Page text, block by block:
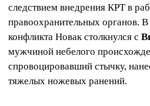
следствием внедрения КРТ в
правоохранительных органов.
конфликта Новак столкнулся с
мужчиной небелого
спровоцировавший стычку,
тяжелых ножевых ранений.